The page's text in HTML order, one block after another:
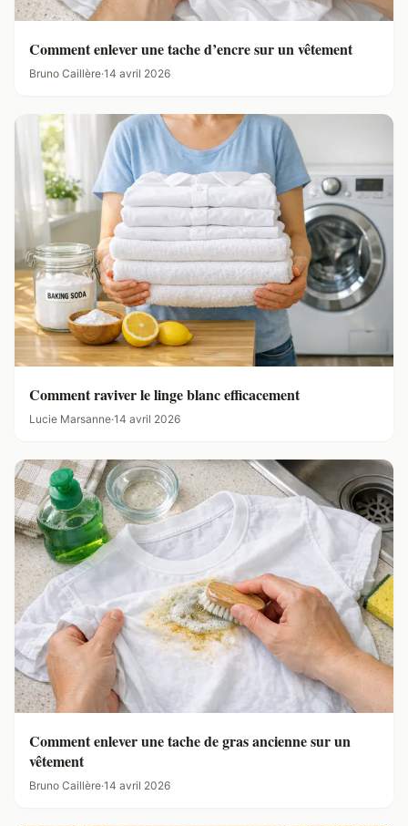
Comment enlever une tache d’encre sur un vêtement
Bruno Caillère·14 avril 2026
Comment raviver le linge blanc efficacement
Lucie Marsanne·14 avril 2026
Comment enlever une tache de gras ancienne sur un
vêtement
Bruno Caillère·14 avril 2026